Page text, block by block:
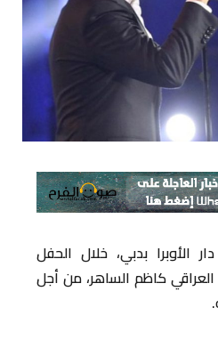
الأوبرا بدبي، خلال الحفل
العراقي كاظم الساهر، من أجل